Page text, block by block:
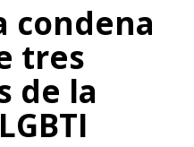
condena
tres
de la